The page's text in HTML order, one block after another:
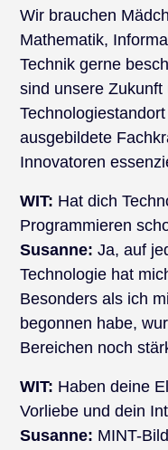
Wir brauchen
Mathematik,
Technik gerne
sind unsere Zukunft
ausgebildete
Innovatoren
WIT: Hat dich
Programmieren
Susanne: Ja, auf
Technologie hat
Besonders als ich
begonnen habe,
Bereichen noch
WIT: Haben deine
Vorliebe und dein
Susanne: MINT-